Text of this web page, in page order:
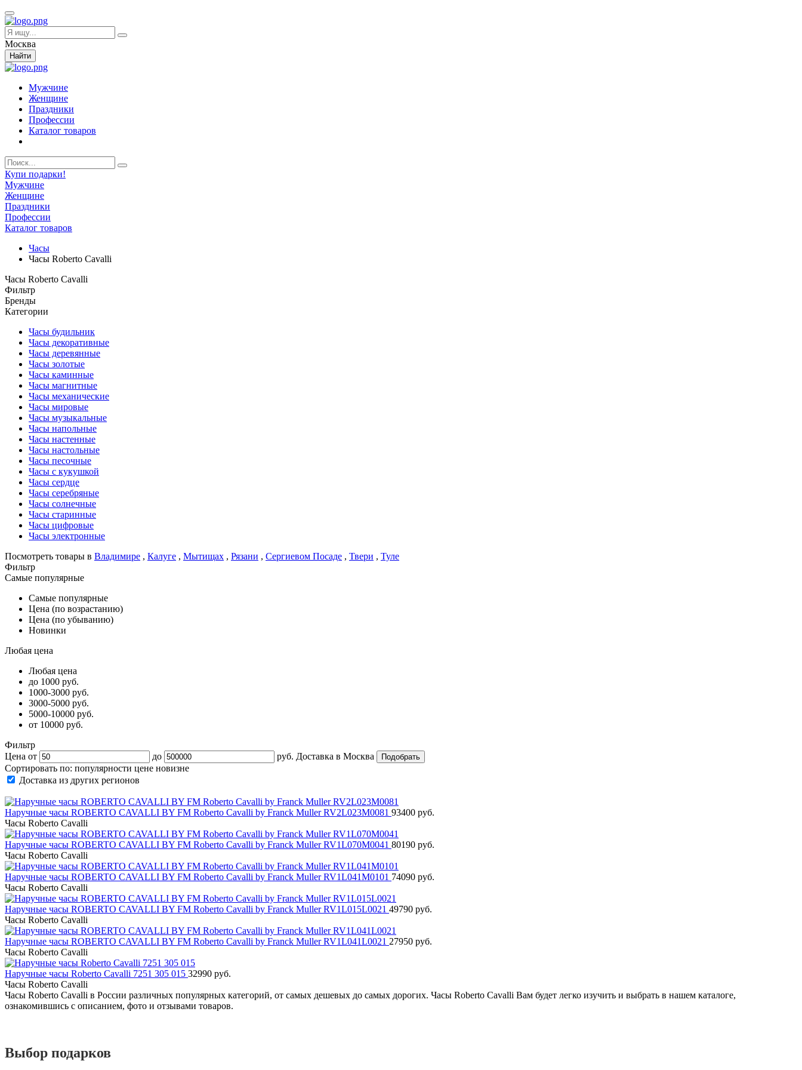
Москва
Найти
Мужчине
Женщине
Праздники
Профессии
Каталог товаров
Купи подарки!
Мужчине
Женщине
Праздники
Профессии
Каталог товаров
Часы
Часы Roberto Cavalli
Часы Roberto Cavalli
Фильтр
Бренды
Категории
Часы будильник
Часы декоративные
Часы деревянные
Часы золотые
Часы каминные
Часы магнитные
Часы механические
Часы мировые
Часы музыкальные
Часы напольные
Часы настенные
Часы настольные
Часы песочные
Часы с кукушкой
Часы сердце
Часы серебряные
Часы солнечные
Часы старинные
Часы цифровые
Часы электронные
Посмотреть товары в Владимире , Калуге , Мытищах , Рязани , Сергиевом Посаде , Твери , Туле
Фильтр
Самые популярные
Самые популярные
Цена (по возрастанию)
Цена (по убыванию)
Новинки
Любая цена
Любая цена
до 1000 руб.
1000-3000 руб.
3000-5000 руб.
5000-10000 руб.
от 10000 руб.
Фильтр
Цена от
до руб. Доставка в Москва
Сортировать по: популярности цене новизне
Доставка из других регионов
Наручные часы ROBERTO CAVALLI BY FM Roberto Cavalli by Franck Muller RV2L023M0081 93400 руб.
Часы Roberto Cavalli
Наручные часы ROBERTO CAVALLI BY FM Roberto Cavalli by Franck Muller RV1L070M0041 80190 руб.
Часы Roberto Cavalli
Наручные часы ROBERTO CAVALLI BY FM Roberto Cavalli by Franck Muller RV1L041M0101 74090 руб.
Часы Roberto Cavalli
Наручные часы ROBERTO CAVALLI BY FM Roberto Cavalli by Franck Muller RV1L015L0021 49790 руб.
Часы Roberto Cavalli
Наручные часы ROBERTO CAVALLI BY FM Roberto Cavalli by Franck Muller RV1L041L0021 27950 руб.
Часы Roberto Cavalli
Наручные часы Roberto Cavalli 7251 305 015 32990 руб.
Часы Roberto Cavalli
Часы Roberto Cavalli в России различных популярных категорий, от самых дешевых до самых дорогих. Часы Roberto Cavalli Вам будет легко изучить и выбрать в нашем каталоге,
ознакомившись с описанием, фото и отзывами товаров.
Выбор подарков